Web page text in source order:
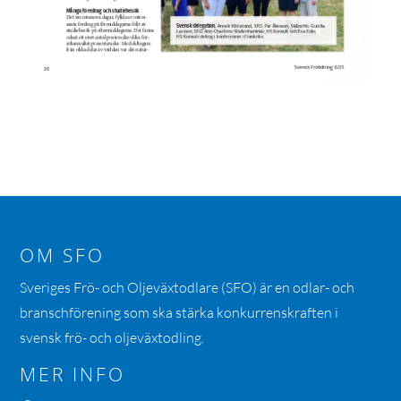
OM SFO
Sveriges Frö- och Oljeväxtodlare (SFO) är en odlar- och
branschförening som ska stärka konkurrenskraften i
svensk frö- och oljeväxtodling.
MER INFO